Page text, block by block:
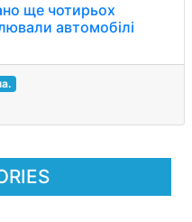
ще чотирьох
автомобілі